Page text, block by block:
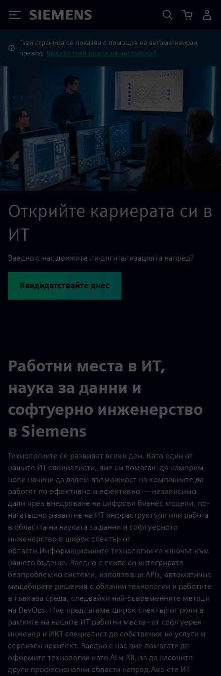
Siemens
Тази страница се показва с помощта на автоматизиран
превод. Вместо това вижте на английски?
Открийте кариерата си в
ИТ
Заедно с нас движите ли дигитализацията напред?
Кандидатствайте днес
Работни места в ИТ,
наука за данни и
софтуерно инженерство
в Siemens
Технологиите се развиват всеки ден. Като един от
нашите ИТ специалисти, вие ни помагаш да намерим
нови начини да дадем възможност на компаниите да
работят по-ефективно и ефективно — независимо
дали чрез внедряване на цифрови бизнес модели, по-
нататъшно развитие на ИТ инфраструктури или работа
в областта на науката за данни и софтуерното
инженерство в широк спектър от
области.Информационните технологии са ключът към
нашето бъдеще. Заедно с екипа си интегрирате
безпроблемно системи, използващи APIs, автоматично
мащабирате решения с облачни технологии и работите
в гъвкава среда, следвайки най-съвременните методи
на DevOps. Ние предлагаме широк спектър от роли в
рамките на нашите ИТ работни места - от софтуерен
инженер и ИКТ специалист до собственик на услуги и
сервизен архитект. Заедно с нас вие помагате да
оформите технологии като AI и AR, за да насочите
други професионални области напред.Ако сте ИТ